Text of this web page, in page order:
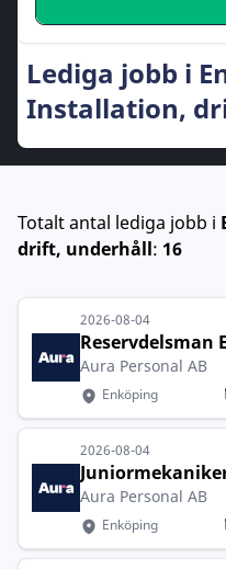
Lediga jobb i
Installation,
Totalt antal lediga jobb i
drift, underhåll: 16
2026-08-04
Reservdelsman
Aura Personal AB
Enköping
2026-08-04
Aura Personal AB
Enköping